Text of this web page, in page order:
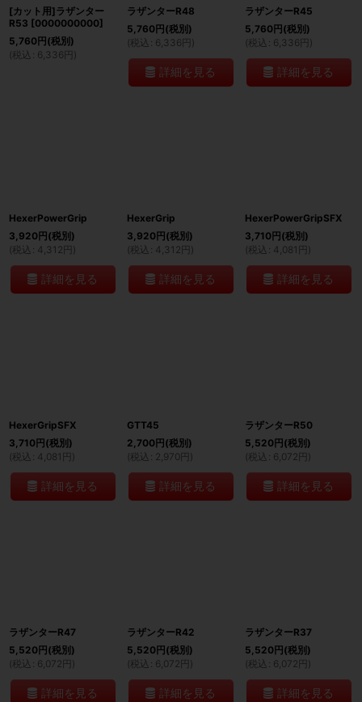
[カット用]ラザンター
R53 [0000000000]
5,760 円 (税別)
(税込 : 6,336 円 )
ラザンターR48
5,760円 (税別)
(税込 : 6,336 円 )
詳細を見る
ラザンターR45
5,760円 (税別)
(税込 : 6,336 円 )
詳細を見る
HexerPowerGrip
3,920 円 (税別)
(税込 : 4,312 円 )
詳細を見る
HexerGrip
3,920円 (税別)
(税込 : 4,312 円 )
詳細を見る
HexerPowerGripSFX
3,710円 (税別)
(税込 : 4,081 円 )
詳細を見る
HexerGripSFX
3,710 円 (税別)
(税込 : 4,081 円 )
詳細を見る
GTT45
2,700円 (税別)
(税込 : 2,970 円 )
詳細を見る
ラザンターR50
5,520円 (税別)
(税込 : 6,072 円 )
詳細を見る
ラザンターR47
5,520 円 (税別)
(税込 : 6,072 円 )
詳細を見る
ラザンターR42
5,520円 (税別)
(税込 : 6,072 円 )
詳細を見る
ラザンターR37
5,520円 (税別)
(税込 : 6,072 円 )
詳細を見る